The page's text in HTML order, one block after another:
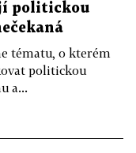
politickou
tématu, o kterém
politickou
a...